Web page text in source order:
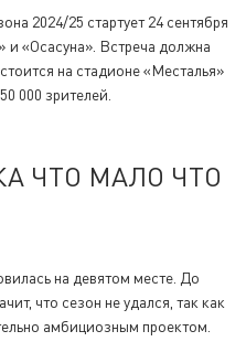
2024/25 стартует 24 сентября
«Осасуна». Встреча должна
на стадионе «Месталья»
000 зрителей.
ЧТО МАЛО ЧТО
на девятом месте. До
что сезон не удался, так как
амбициозным проектом.